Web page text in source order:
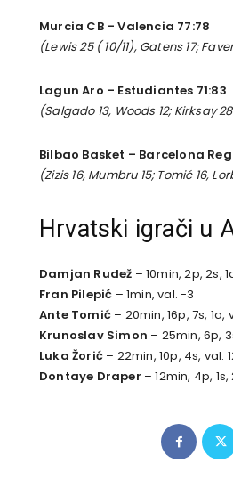
Murcia CB – Valencia 77:78
(Lewis 25 ( 10/11), Gatens 17;
Lagun Aro – Estudiantes 71:83
(Salgado 13, Woods 12; Kirksay
Bilbao Basket – Barcelona
(Zizis 16, Mumbru 15; Tomić 16,
Hrvatski igrači u
Damjan Rudež – 10min, 2p, 2s,
Fran Pilepić – 1min, val. -3
Ante Tomić – 20min, 16p, 7s, 1a,
Krunoslav Simon – 25min, 6p,
Luka Žorić – 22min, 10p, 4s, val.
Dontaye Draper – 12min, 4p,